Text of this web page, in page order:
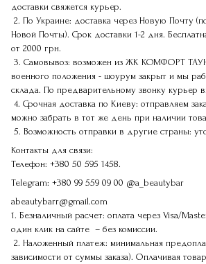
доставки свяжется курьер.
2. По Украине: доставка через Новую Почту
Новой Почты). Срок доставки 1-2 дня.
от 2000 грн.
3. Самовывоз: возможен из ЖК КОМФОРТ
военного положения - шоурум закрыт и мы
склада. По предварительному звонку курьер
4. Срочная доставка по Киеву: отправляем
можно забрать в тот же день при наличии
5. Возможность отправки в другие страны:
Контакты для связи:
Телефон: +380 50 595 1458.
Telegram: +380 99 559 09 00 @a_beautybar
abeautybarr@gmail.com
1. Безналичный расчет: оплата через Visa/
один клик на сайте – без комиссии.
2. Наложенный платеж: минимальная
зависимости от суммы заказа). Оплачивая